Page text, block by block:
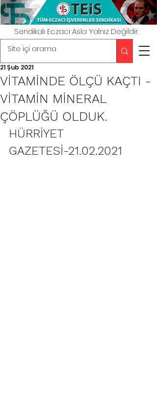
Sendikalı Eczacı Asla Yalnız Değildir.
VİTAMİNDE ÖLÇÜ KAÇTI -
VİTAMİN MİNERAL
ÇÖPLÜĞÜ OLDUK.
21 Şub 2021
HÜRRİYET
GAZETESİ-21.02.2021